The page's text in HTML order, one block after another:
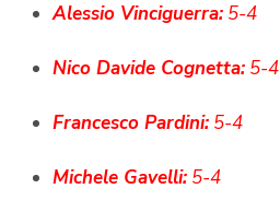
Alessio Vinciguerra: 5-4
Nico Davide Cognetta: 5-4
Francesco Pardini: 5-4
Michele Gavelli: 5-4